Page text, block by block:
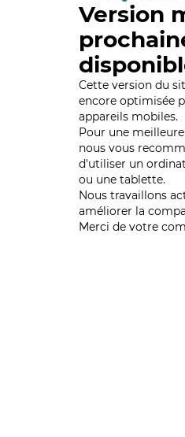
Version
Cette version du
encore optimisée
appareils mobiles.
Pour une
nous vous
d'utiliser un
ou une tablette.
Nous travaillons
améliorer la
Merci de votre